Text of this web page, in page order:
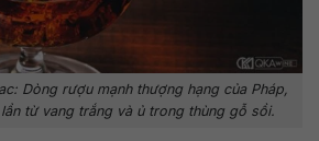
Dòng rượu mạnh thượng hạng của Pháp,
từ vang trắng và ủ trong thùng gỗ sồi.